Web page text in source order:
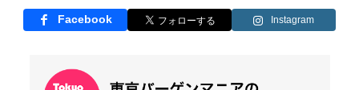
Facebook Instagram